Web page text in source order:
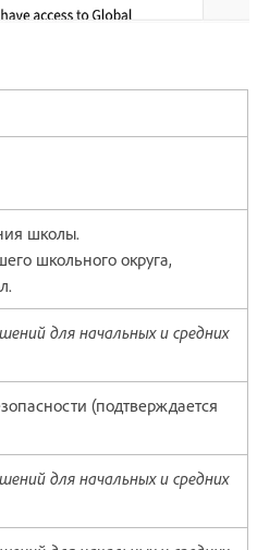
школы.
школьного округа,
для начальных и средних
(подтверждается
для начальных и средних